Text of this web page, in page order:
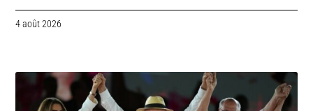
4 août 2026